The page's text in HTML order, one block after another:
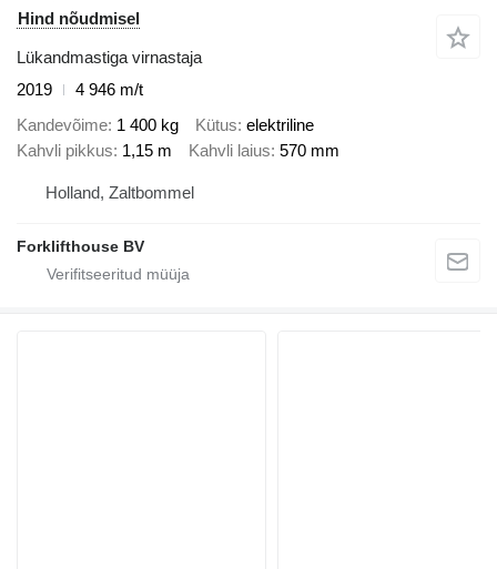
Hind nõudmisel
Lükandmastiga virnastaja
2019
4 946 m/t
Kandevõime 1 400 kg Kütus elektriline
Kahvli pikkus 1,15 m Kahvli laius 570 mm
Holland, Zaltbommel
Forklifthouse BV